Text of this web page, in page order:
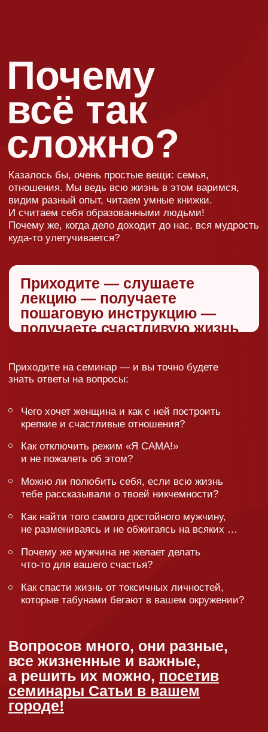
семинара
Сатьи?
Время семинара ограничено 2 часами, поэтому
Сатья чисто физически не сможет ответить
или же не стесняйтесь задать вопрос
в микрофон.
важно
Благодаря уникальному формату лекций Сатьи (без
сухой начитки энциклопедических данных) вы за 2
часа (именно такая длительность у одной лекции):
сможете узнать обо всех сферах жизни и поймете,
как выйти из самых сложных жизненных ситуаций.
На чужом примере
не только поймёте, что
но и убедитесь, что
ваша жизнь не так
уж и плоха. Кроме того,
лекции Сатьи — это
нереальный заряд
положительных эмоций.
«Просто о сложном»
и «С юмором о самом
печальном» — вот
специалиста
по семейным
отношениям.
Любишь Сатью всей душой и готов рассказать
о семинаре на своей страничке? Заполняй анкету!
Заполнить анкету
Ты блогер?
Когда и где